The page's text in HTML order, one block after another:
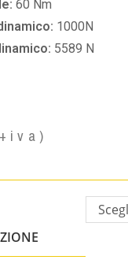
60 Nm
1000N
5589 N